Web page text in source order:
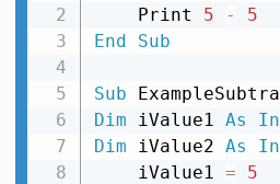
    Print
5 -
5
End
Sub
Sub
Dim iValue1 As
Dim iValue2 As
    iValue1
=
5